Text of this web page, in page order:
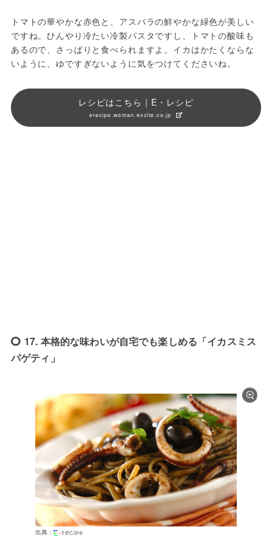
トマトの華やかな赤色と、アスパラの鮮やかな緑色が美しい
ですね。ひんやり冷たい冷製パスタですし、トマトの酸味も
あるので、さっぱりと食べられますよ。イカはかたくならな
いように、ゆですぎないように気をつけてくださいね。
レシピはこちら｜E・レシピ
erecipe.woman.excite.co.jp
17. 本格的な味わいが自宅でも楽しめる「イカスミス
パゲティ」
出典：